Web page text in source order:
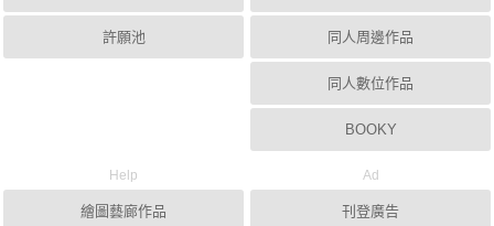
許願池 同人周邊作品
同人數位作品
BOOKY
Help
繪圖藝廊作品
Ad
刊登廣告